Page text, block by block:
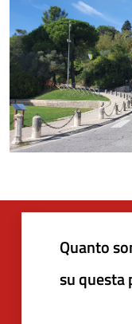
Quanto
su questa